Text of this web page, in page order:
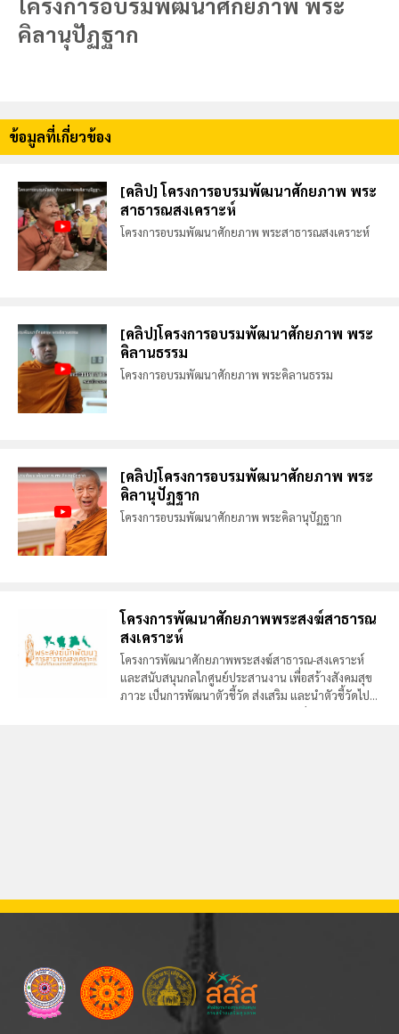
คิลานุปัฏฐาก
ข้อมูลที่เกี่ยวข้อง
[คลิป] โครงการอบรมพัฒนาศักยภาพ พระ
สาธารณสงเคราะห์
โครงการอบรมพัฒนาศักยภาพ พระสาธารณสงเคราะห์
[คลิป]โครงการอบรมพัฒนาศักยภาพ พระ
คิลานธรรม
โครงการอบรมพัฒนาศักยภาพ พระคิลานธรรม
[คลิป]โครงการอบรมพัฒนาศักยภาพ พระ
คิลานุปัฏฐาก
โครงการอบรมพัฒนาศักยภาพ พระคิลานุปัฏฐาก
โครงการพัฒนาศักยภาพพระสงฆ์สาธารณ
สงเคราะห์
โครงการพัฒนาศักยภาพพระสงฆ์สาธารณ-สงเคราะห์
และสนับสนุนกลไกศูนย์ประสานงาน เพื่อสร้างสังคมสุข
ภาวะ เป็นการพัฒนาตัวชี้วัด ส่งเสริม และนำตัวชี้วัดไปใช้